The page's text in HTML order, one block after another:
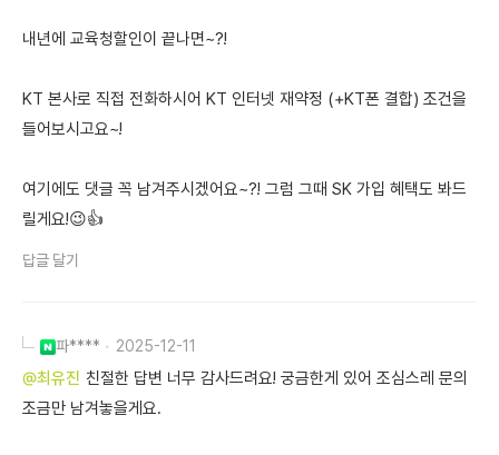
내년에 교육청할인이 끝나면~?!
KT 본사로 직접 전화하시어 KT 인터넷 재약정 (+KT폰 결합) 조건을
들어보시고요~!
여기에도 댓글 꼭 남겨주시겠어요~?! 그럼 그때 SK 가입 혜택도 봐드
릴게요!😉👍
답글 달기
파**** 2025-12-11
@최유진 친절한 답변 너무 감사드려요! 궁금한게 있어 조심스레 문의
조금만 남겨놓을게요.